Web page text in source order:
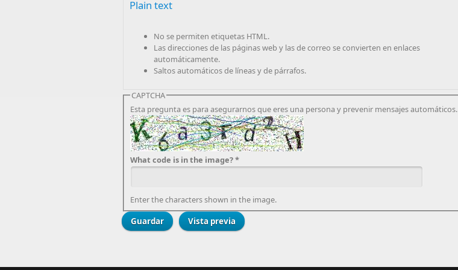
Plain text
No se permiten etiquetas HTML.
Las direcciones de las páginas web y las de correo se convierten en enlaces
automáticamente.
Saltos automáticos de líneas y de párrafos.
CAPTCHA
Esta pregunta es para asegurarnos que eres una persona y prevenir mensajes automáticos.
What code is in the image?*
Enter the characters shown in the image.